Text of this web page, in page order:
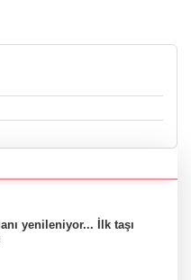
yenileniyor... İlk taşı